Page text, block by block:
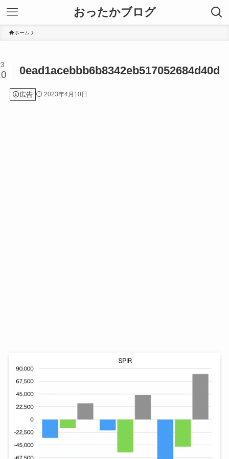
おったかブログ
ホーム
0ead1acebbb6b8342eb517052684d40d
広告 2023年4月10日